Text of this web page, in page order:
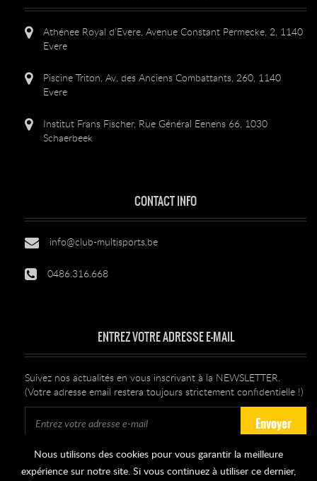
Nous utilisons des cookies pour vous garantir la meilleure
expérience sur notre site. Si vous continuez à utiliser ce dernier,
Athénee Royal d’Evere, Avenue Constant Permecke, 2, 1140
Evere
Piscine Triton, Av. des Anciens Combattants, 260, 1140
Evere
Institut Frans Fischer, Rue Général Eenens 66, 1030
Schaerbeek
CONTACT INFO
info@club-multisports.be
0486.316.668
ENTREZ VOTRE ADRESSE E-MAIL
Suivez nos actualités en vous inscrivant à la NEWSLETTER.
(Votre adresse email restera toujours strictement confidentielle !)
Envoyer